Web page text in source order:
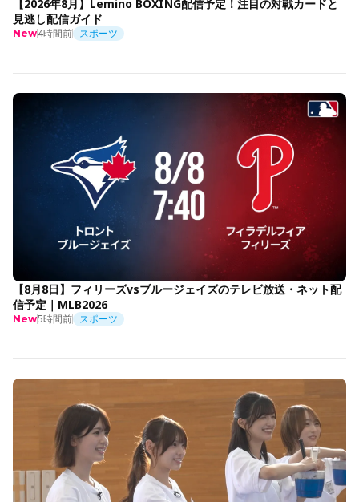
【2026年8月】Lemino BOXING配信予定！注目の対戦カードと
見逃し配信ガイド
New4時間前 スポーツ
【8月8日】フィリーズvsブルージェイズのテレビ放送・ネット配
信予定｜MLB2026
New5時間前 スポーツ